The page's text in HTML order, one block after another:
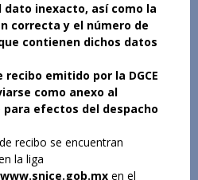
dato inexacto, así como la
correcta y el número de
contienen dichos datos
recibo emitido por la DGCE
como anexo al
efectos del despacho
recibo se encuentran
la liga
www.snice.gob.mx en el